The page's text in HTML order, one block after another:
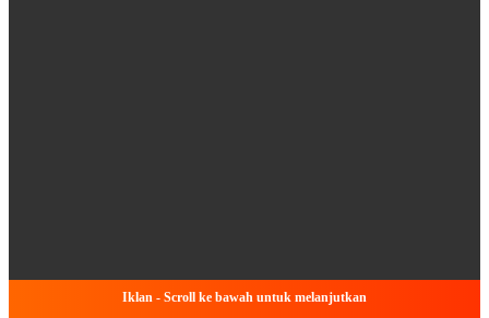
Iklan - Scroll ke bawah untuk melanjutkan